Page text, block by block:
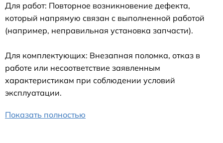
Для работ: Повторное возникновение дефекта,
который напрямую связан с выполненной работой
(например, неправильная установка запчасти).
Для комплектующих: Внезапная поломка, отказ в
работе или несоответствие заявленным
характеристикам при соблюдении условий
эксплуатации.
Показать полностью